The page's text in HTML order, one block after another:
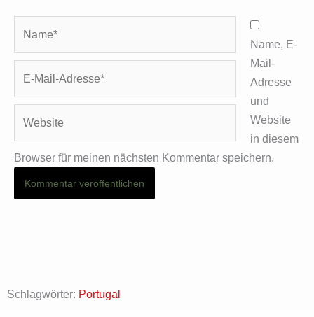
Adresse*
Name, E-
Mail-
Adresse
und
Website
in diesem
Browser für meinen nächsten Kommentar speichern.
Schlagwörter: Portugal